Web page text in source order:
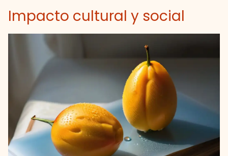
Impacto cultural y social